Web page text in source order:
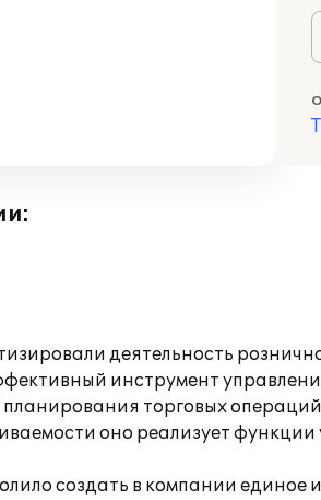
деятельность
инструмент
планирования торговых
оно реализует
создать в компании